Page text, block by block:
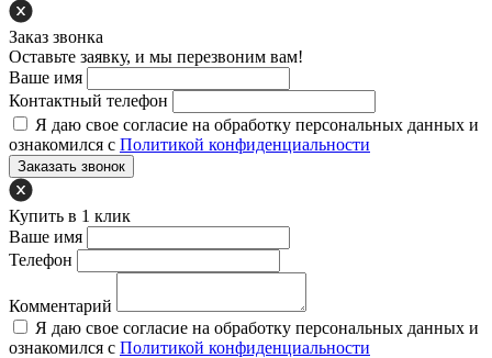
Заказ звонка
Оставьте заявку, и мы перезвоним вам!
Ваше имя
Контактный телефон
Я даю свое согласие на обработку персональных данных и
ознакомился с Политикой конфиденциальности
Заказать звонок
Купить в 1 клик
Ваше имя
Телефон
Комментарий
Я даю свое согласие на обработку персональных данных и
ознакомился с Политикой конфиденциальности